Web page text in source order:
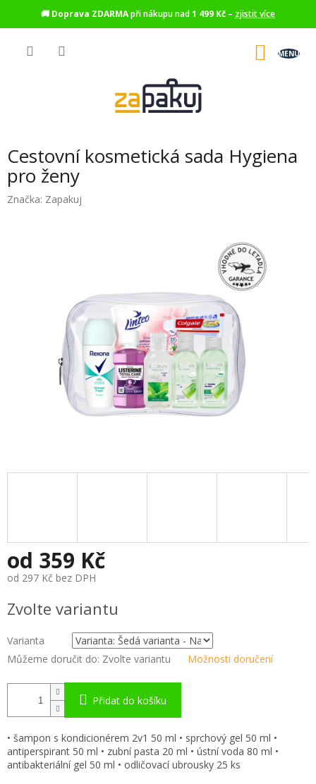
🚚 Doprava ZDARMApři nákupu nad1 499 Kč – zjistit více
Cestovní kosmetická sada Hygiena
pro ženy
Značka: Zapakuj
od 359 Kč
od 297 Kč bez DPH
cena:
Zvolte variantu
Varianta
Můžeme doručit do: Zvolte variantu Možnosti doručení
Přidat do košíku
• šampon s kondicionérem 2v1 50 ml • sprchový gel 50 ml •
antiperspirant 50 ml • zubní pasta 20 ml • ústní voda 80 ml •
antibakteriální gel 50 ml • odličovací ubrousky 25 ks